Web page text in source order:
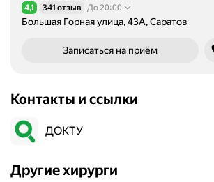
Рейтинг 4,1 из 5
4,1 341 отзыв До 20:00
Большая Горная улица, 43А, Саратов
Записаться на приём
Контакты и ссылки
ДОКТУ
Другие хирурги